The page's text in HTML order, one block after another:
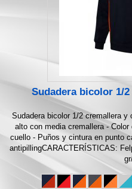
Sudadera bicolor 1/
Sudadera bicolor 1/2 cremallera
alto con media cremallera -
cuello - Puños y cintura en punto
antipillingCARACTERÍSTICAS: